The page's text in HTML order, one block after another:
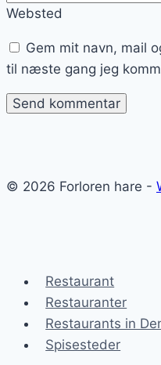
Websted
Gem mit navn, mail
til næste gang jeg
© 2026 Forloren hare -
Restaurant
Restauranter
Restaurants in
Spisesteder